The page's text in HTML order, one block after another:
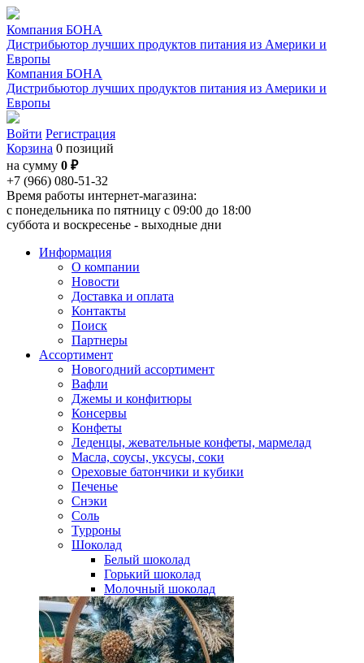
Компания БОНА
Дистрибьютор лучших продуктов питания из Америки и
Европы
Компания БОНА
Дистрибьютор лучших продуктов питания из Америки и
Европы
Войти Регистрация
Корзина 0 позиций
на сумму 0 ₽
+7 (966) 080-51-32
Время работы интернет-магазина:
с понедельника по пятницу с 09:00 до 18:00
суббота и воскресенье - выходные дни
Информация
О компании
Новости
Доставка и оплата
Контакты
Поиск
Партнеры
Ассортимент
Новогодний ассортимент
Вафли
Джемы и конфитюры
Консервы
Конфеты
Леденцы, жевательные конфеты, мармелад
Масла, соусы, уксусы, соки
Ореховые батончики и кубики
Печенье
Снэки
Соль
Турроны
Шоколад
Белый шоколад
Горький шоколад
Молочный шоколад